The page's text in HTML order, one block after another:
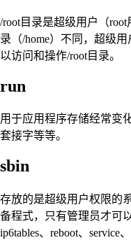
/root目录是超级用户（
录（/home）不同，超级
以访问和操作/root目录。
run
用于应用程序存储经常变
套接字等等。
sbin
存放的是超级用户权限的
备程式，只有管理员才可
ip6tables、reboot、service